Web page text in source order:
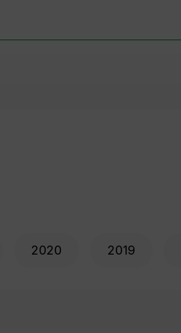
2020 2019